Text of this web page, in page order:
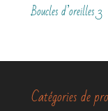
Boucles d’oreilles 3
Catégories de